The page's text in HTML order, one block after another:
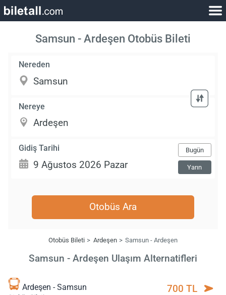
Samsun - Ardeşen Otobüs Bileti
Nereden
Nereye
Gidiş Tarihi Bugün
Yarın
Otobüs Ara
Otobüs Bileti Ardeşen Samsun - Ardeşen
Samsun - Ardeşen Ulaşım Alternatifleri
Ardeşen - Samsun 700 TL